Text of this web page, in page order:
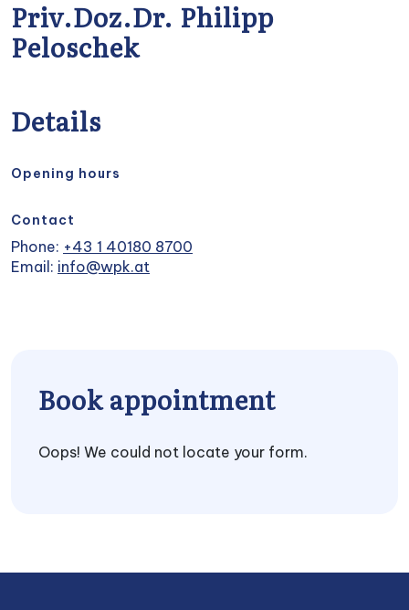
Priv.Doz.Dr. Philipp
Peloschek
Details
Opening hours
Contact
Phone: +43 1 40180 8700
Email: info@wpk.at
Book appointment
Oops! We could not locate your form.